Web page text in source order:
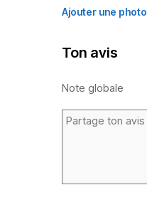
Ajouter une photo
Ton avis
Note globale